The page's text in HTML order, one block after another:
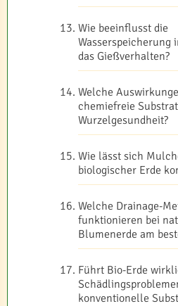
Wie beeinflusst die
Wasserspeicherung
das Gießverhalten?
Welche
chemiefreie
Wurzelgesundheit?
Wie lässt sich
biologischer Erde
Welche Drainage-
funktionieren bei
Blumenerde am
Führt Bio-Erde
konventionelle